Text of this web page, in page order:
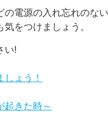
電源の入れ忘れのない
をつけましょう。
い!
ょう！
起きた時～